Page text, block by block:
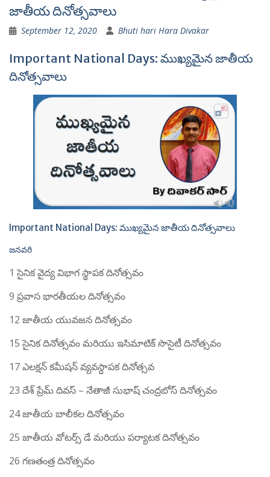
జాతీయ దినోత్సవాలు
September 12, 2020 Bhuti hari Hara Divakar
Important National Days: ముఖ్యమైన జాతీయ
దినోత్సవాలు
Important National Days: ముఖ్యమైన జాతీయ దినోత్సవాలు
జనవరి
1 సైనిక వైద్య విభాగ స్థాపక దినోత్సవం
9 ప్రవాస భారతీయల దినోత్సవం
12 జాతీయ యువజన దినోత్సవం
15 సైనిక దినోత్సవం మరియు ఇసిమాటిక్ సొసైటీ దినోత్సవం
17 ఎలక్షన్ కమీషన్ వ్యవస్ధాపక దినోత్సవ
23 దేశ్ ప్రేమ్ దివస్ – నేతాజీ సుభాష్ చంద్రబోస్ దినోత్సవం
24 జాతీయ బాలీకల దినోత్సవం
25 జాతీయ వోటర్స్ డే మరియు పర్యాటక దినోత్సవం
26 గణతంత్ర దినోత్సవం